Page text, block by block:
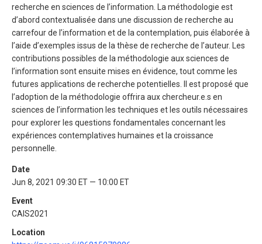
recherche en sciences de l’information. La méthodologie est
d’abord contextualisée dans une discussion de recherche au
carrefour de l’information et de la contemplation, puis élaborée à
l’aide d’exemples issus de la thèse de recherche de l’auteur. Les
contributions possibles de la méthodologie aux sciences de
l’information sont ensuite mises en évidence, tout comme les
futures applications de recherche potentielles. Il est proposé que
l’adoption de la méthodologie offrira aux chercheur.e.s en
sciences de l’information les techniques et les outils nécessaires
pour explorer les questions fondamentales concernant les
expériences contemplatives humaines et la croissance
personnelle.
Date
Jun 8, 2021 09:30 ET — 10:00 ET
Event
CAIS2021
Location